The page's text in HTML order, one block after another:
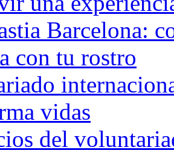
Barcelona:
con tu rostro
vidas
del